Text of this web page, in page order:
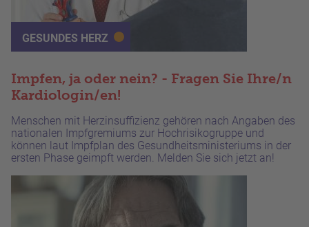
GESUNDES HERZ
Impfen, ja oder nein? - Fragen Sie Ihre/n
Kardiologin/en!
Menschen mit Herzinsuffizienz gehören nach Angaben des
nationalen Impfgremiums zur Hochrisikogruppe und
können laut Impfplan des Gesundheitsministeriums in der
ersten Phase geimpft werden. Melden Sie sich jetzt an!